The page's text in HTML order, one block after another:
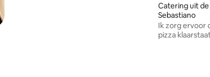
Catering uit
Sebastiano
Ik zorg ervoor
pizza